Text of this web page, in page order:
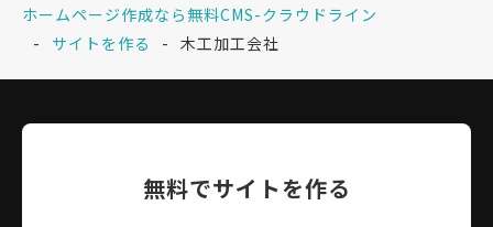
ホームページ作成なら無料CMS-クラウドライン
サイトを作る
木工加工会社
無料でサイトを作る